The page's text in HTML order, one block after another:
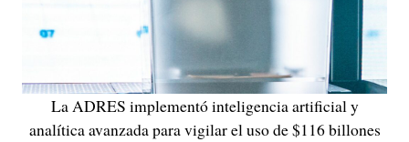
La ADRES implementó inteligencia artificial y
analítica avanzada para vigilar el uso de $116 billones